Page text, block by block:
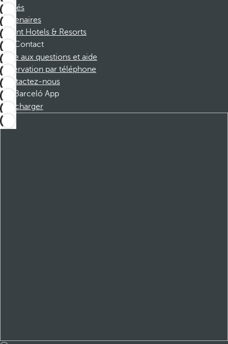
Affiliés
Partenaires
Dorint Hotels & Resorts
Contact
Foire aux questions et aide
Réservation par téléphone
Contactez-nous
Barceló App
Télécharger